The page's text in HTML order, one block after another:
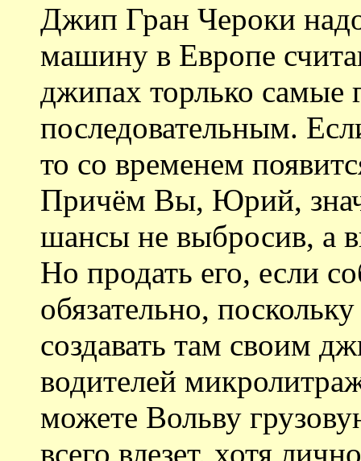
Джип Гран Чероки
машину в Европе
джипах торлько
последовательным.
то со временем
Причём Вы, Юрий,
шансы не выбросив, а
Но продать его, если
обязательно,
создавать там своим
водителей
можете Вольву
всего влезет, хотя